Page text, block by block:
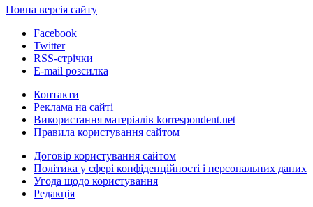
Повна версія сайту
Facebook
Twitter
RSS-стрічки
E-mail розсилка
Контакти
Реклама на сайті
Використання матеріалів korrespondent.net
Правила користування сайтом
Договір користування сайтом
Політика у сфері конфіденційності і персональних даних
Угода щодо користування
Редакція